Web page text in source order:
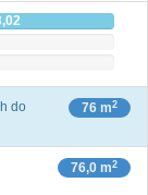
76 m2
do
76,0 m2